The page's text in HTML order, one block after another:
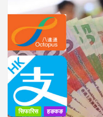
सिफारिस हङकङ